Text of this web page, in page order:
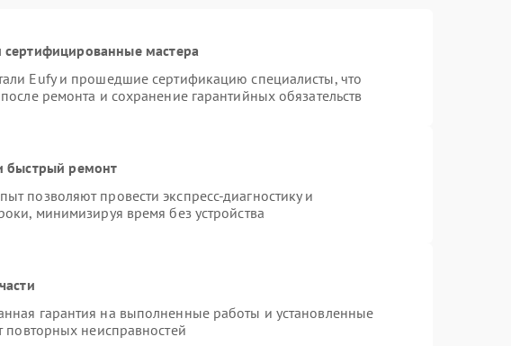
сертифицированные мастера
Eufy и прошедшие сертификацию специалисты, что
ремонта и сохранение гарантийных обязательств
быстрый ремонт
позволяют провести экспресс-диагностику и
минимизируя время без устройства
гарантия на выполненные работы и установленные
повторных неисправностей